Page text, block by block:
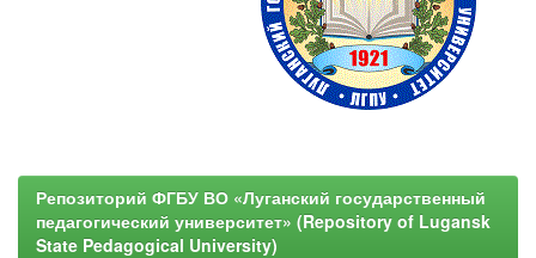
Репозиторий ФГБУ ВО «Луганский государственный
педагогический университет» (Repository of Lugansk
State Pedagogical University)